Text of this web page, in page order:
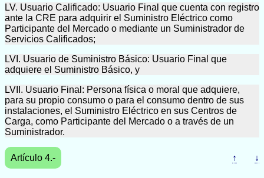
LV. Usuario Calificado: Usuario Final que cuenta con registro
ante la CRE para adquirir el Suministro Eléctrico como
Participante del Mercado o mediante un Suministrador de
Servicios Calificados;
LVI. Usuario de Suministro Básico: Usuario Final que
adquiere el Suministro Básico, y
LVII. Usuario Final: Persona física o moral que adquiere,
para su propio consumo o para el consumo dentro de sus
instalaciones, el Suministro Eléctrico en sus Centros de
Carga, como Participante del Mercado o a través de un
Suministrador.
Artículo 4.- ↑ ↓